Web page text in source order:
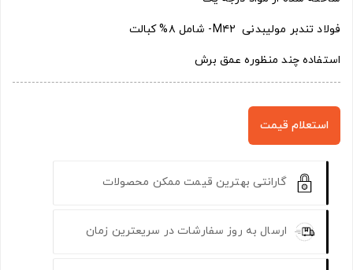
فولاد تندبر مولیبدنی M۴۲- شامل ۸% کبالت
استفاده چند منظوره عمق برش
استعلام قیمت
گارانتی بهترین قیمت ممکن محصولات
ارسال به روز سفارشات در سریعترین زمان